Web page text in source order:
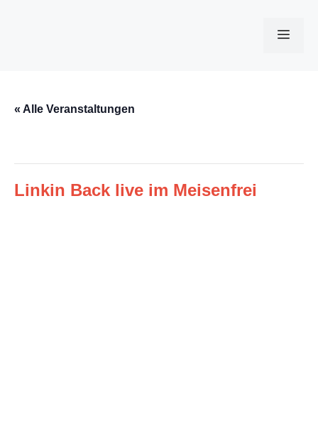
« Alle Veranstaltungen
Linkin Back live im Meisenfrei